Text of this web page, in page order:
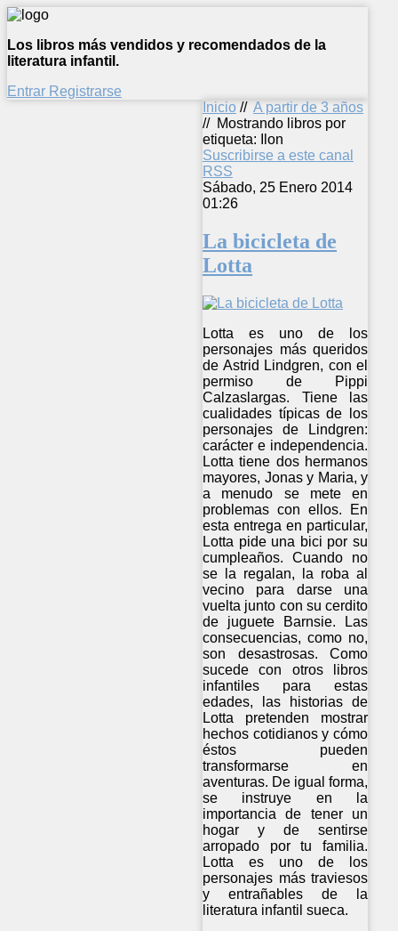
Los libros más vendidos y recomendados de la
literatura infantil.
Entrar Registrarse
Inicio // A partir de 3 años
// Mostrando libros por
etiqueta: Ilon
Suscribirse a este canal
RSS
Sábado, 25 Enero 2014
01:26
La bicicleta de
Lotta
Lotta es uno de los
personajes más queridos
de Astrid Lindgren, con el
permiso de Pippi
Calzaslargas. Tiene las
cualidades típicas de los
personajes de Lindgren:
carácter e independencia.
Lotta tiene dos hermanos
mayores, Jonas y Maria, y
a menudo se mete en
problemas con ellos. En
esta entrega en particular,
Lotta pide una bici por su
cumpleaños. Cuando no
se la regalan, la roba al
vecino para darse una
vuelta junto con su cerdito
de juguete Barnsie. Las
consecuencias, como no,
son desastrosas. Como
sucede con otros libros
infantiles para estas
edades, las historias de
Lotta pretenden mostrar
hechos cotidianos y cómo
éstos pueden
transformarse en
aventuras. De igual forma,
se instruye en la
importancia de tener un
hogar y de sentirse
arropado por tu familia.
Lotta es uno de los
personajes más traviesos
y entrañables de la
literatura infantil sueca.